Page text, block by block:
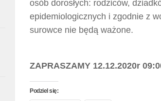
osób dorosłych: rodziców,
epidemiologicznych i zgodnie z
surowce nie będą ważone.
ZAPRASZAMY 12.12.2020r
Podziel się: